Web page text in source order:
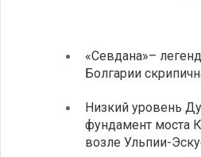
«Севдана»–
Болгарии
Низкий уровень
фундамент моста
возле Ульпии-